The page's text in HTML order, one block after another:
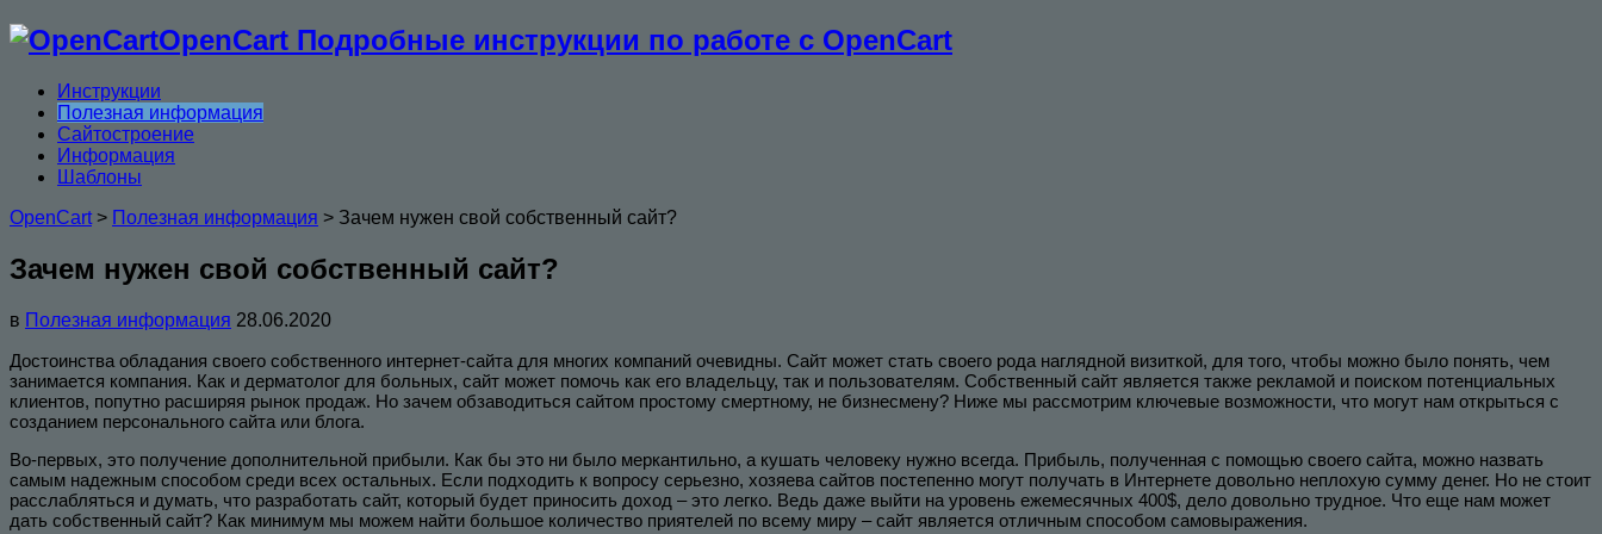
OpenCart Подробные инструкции по работе с OpenCart
Инструкции
Полезная информация
Сайтостроение
Информация
Шаблоны
OpenCart> Полезная информация > Зачем нужен свой собственный сайт?
Зачем нужен свой собственный сайт?
в Полезная информация 28.06.2020
Достоинства обладания своего собственного интернет-сайта для многих компаний очевидны. Сайт может стать своего рода наглядной визиткой, для того, чтобы можно было понять, чем
занимается компания. Как и дерматолог для больных, сайт может помочь как его владельцу, так и пользователям. Собственный сайт является также рекламой и поиском потенциальных
клиентов, попутно расширяя рынок продаж. Но зачем обзаводиться сайтом простому смертному, не бизнесмену? Ниже мы рассмотрим ключевые возможности, что могут нам открыться с
созданием персонального сайта или блога.
Во-первых, это получение дополнительной прибыли. Как бы это ни было меркантильно, а кушать человеку нужно всегда. Прибыль, полученная с помощью своего сайта, можно назвать
самым надежным способом среди всех остальных. Если подходить к вопросу серьезно, хозяева сайтов постепенно могут получать в Интернете довольно неплохую сумму денег. Но не стоит
расслабляться и думать, что разработать сайт, который будет приносить доход – это легко. Ведь даже выйти на уровень ежемесячных 400$, дело довольно трудное. Что еще нам может
дать собственный сайт? Как минимум мы можем найти большое количество приятелей по всему миру – сайт является отличным способом самовыражения.